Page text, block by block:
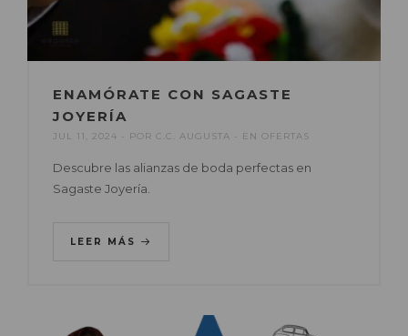
ENAMÓRATE CON SAGASTE
JOYERÍA
JUL 11, 2024 POR C.C. AUGUSTA EN OFERTAS
Descubre las alianzas de boda perfectas en
Sagaste Joyería.
LEER MÁS